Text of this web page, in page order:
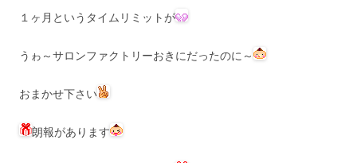
１ヶ月というタイムリミットが
うゎ～サロンファクトリーおきにだったのに～
おまかせ下さい
朗報があります